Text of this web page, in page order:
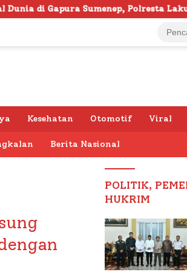
Polresta Lakukan Olah TKP
Kesehatan Otomotif Viral
Berita Nasional
POLITIK,
HUKRIM